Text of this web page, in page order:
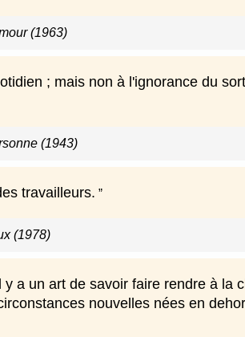
(1963)
; mais non à l'ignorance du
(1943)
travailleurs.
(1978)
a un art de savoir faire rendre à la
nouvelles nées en